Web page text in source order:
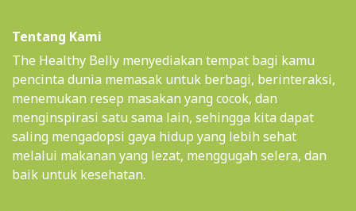
Tentang Kami
The Healthy Belly menyediakan tempat bagi kamu
pencinta dunia memasak untuk berbagi, berinteraksi,
menemukan resep masakan yang cocok, dan
menginspirasi satu sama lain, sehingga kita dapat
saling mengadopsi gaya hidup yang lebih sehat
melalui makanan yang lezat, menggugah selera, dan
baik untuk kesehatan.